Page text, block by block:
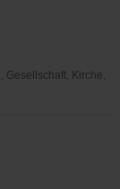
Gesellschaft, Kirche,